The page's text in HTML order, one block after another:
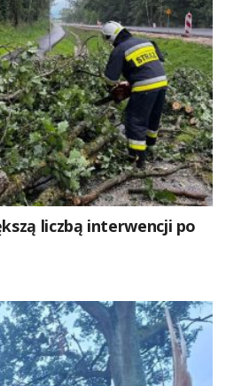
liczbą interwencji po